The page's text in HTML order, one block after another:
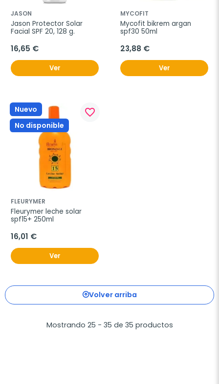
JASON
Jason Protector Solar
Facial SPF 20, 128 g.
16,65 €
Ver
MYCOFIT
Mycofit bikrem argan
spf30 50ml
23,88 €
Ver
Nuevo
No disponible
favorite_border
FLEURYMER
Fleurymer leche solar
spf15+ 250ml
16,01 €
Ver
Volver arriba
Mostrando 25 - 35 de 35 productos